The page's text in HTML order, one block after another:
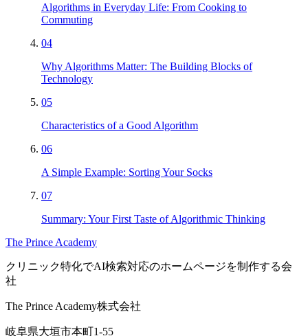
Algorithms in Everyday Life: From Cooking to
Commuting
04
Why Algorithms Matter: The Building Blocks of
Technology
05
Characteristics of a Good Algorithm
06
A Simple Example: Sorting Your Socks
07
Summary: Your First Taste of Algorithmic Thinking
The Prince Academy
クリニック特化でAI検索対応のホームページを制作する会
社
The Prince Academy株式会社
岐阜県大垣市本町1-55